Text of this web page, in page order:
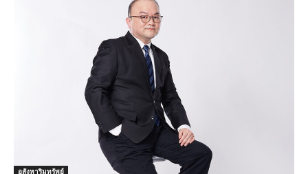
อสังหาริมทรัพย์